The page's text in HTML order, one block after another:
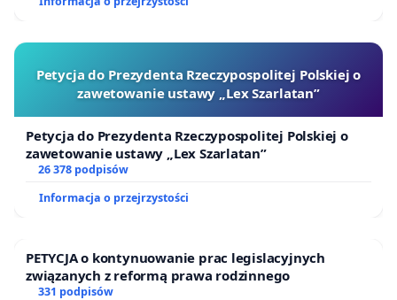
Petycja do Prezydenta Rzeczypospolitej Polskiej o
zawetowanie ustawy „Lex Szarlatan”
Petycja do Prezydenta Rzeczypospolitej Polskiej o
zawetowanie ustawy „Lex Szarlatan”
26 378 podpisów
Informacja o przejrzystości
PETYCJA o kontynuowanie prac legislacyjnych
związanych z reformą prawa rodzinnego
331 podpisów